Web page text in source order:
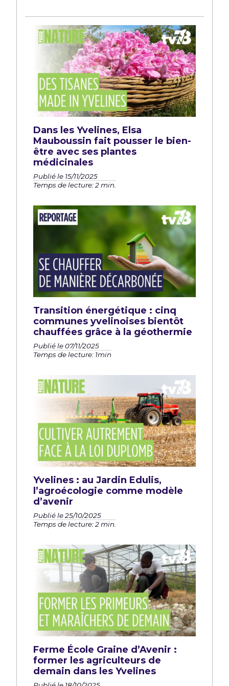
Dans les Yvelines, Elsa
Mauboussin fait pousser le bien-
être avec ses plantes
médicinales
Publié le 15/11/2025
Temps de lecture: 2 min.
Transition énergétique : cinq
communes yvelinoises bientôt
chauffées grâce à la géothermie
Publié le 07/11/2025
Temps de lecture: 1min
Yvelines : au Jardin Edulis,
l’agroécologie comme modèle
d’avenir
Publié le 25/10/2025
Temps de lecture: 2 min.
Ferme École Graine d’Avenir :
former les agriculteurs de
demain dans les Yvelines